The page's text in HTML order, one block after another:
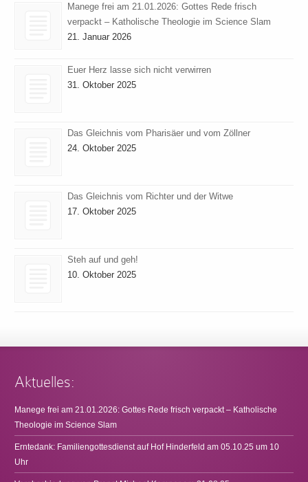
Manege frei am 21.01.2026: Gottes Rede frisch
verpackt – Katholische Theologie im Science Slam
21. Januar 2026
Euer Herz lasse sich nicht verwirren
31. Oktober 2025
Das Gleichnis vom Pharisäer und vom Zöllner
24. Oktober 2025
Das Gleichnis vom Richter und der Witwe
17. Oktober 2025
Steh auf und geh!
10. Oktober 2025
Aktuelles:
Manege frei am 21.01.2026: Gottes Rede frisch verpackt – Katholische
Theologie im Science Slam
Erntedank: Familiengottesdienst auf Hof Hinderfeld am 05.10.25 um 10
Uhr